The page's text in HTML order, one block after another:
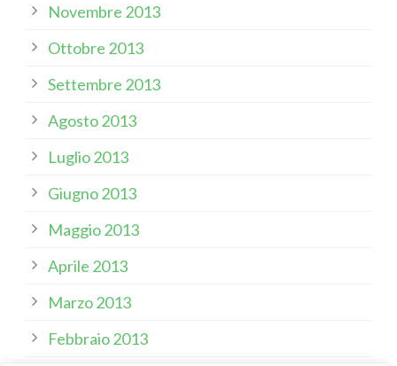
Novembre 2013
Ottobre 2013
Settembre 2013
Agosto 2013
Luglio 2013
Giugno 2013
Maggio 2013
Aprile 2013
Marzo 2013
Febbraio 2013